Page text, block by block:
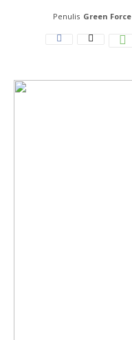
Penulis Green Force